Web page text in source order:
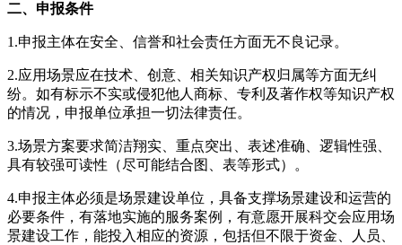
二、申报条件
1.申报主体在安全、信誉和社会责任方面无不良记录。
2.应用场景应在技术、创意、相关知识产权归属等方面无纠
纷。如有标示不实或侵犯他人商标、专利及著作权等知识产权
的情况，申报单位承担一切法律责任。
3.场景方案要求简洁翔实、重点突出、表述准确、逻辑性强、
具有较强可读性（尽可能结合图、表等形式）。
4.申报主体必须是场景建设单位，具备支撑场景建设和运营的
必要条件，有落地实施的服务案例，有意愿开展科交会应用场
景建设工作，能投入相应的资源，包括但不限于资金、人员、